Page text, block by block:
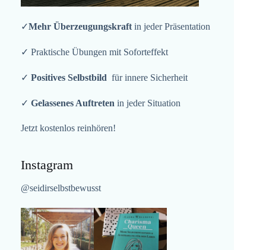
✓Mehr Überzeugungskraft in jeder Präsentation
✓ Praktische Übungen mit Soforteffekt
✓ Positives Selbstbild für innere Sicherheit
✓ Gelassenes Auftreten in jeder Situation
Jetzt kostenlos reinhören!
Instagram
@seidirselbstbewusst